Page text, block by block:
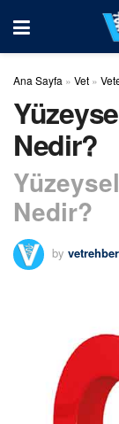
Ana Sayfa » Vet »
Nedir?
Nedir?
by